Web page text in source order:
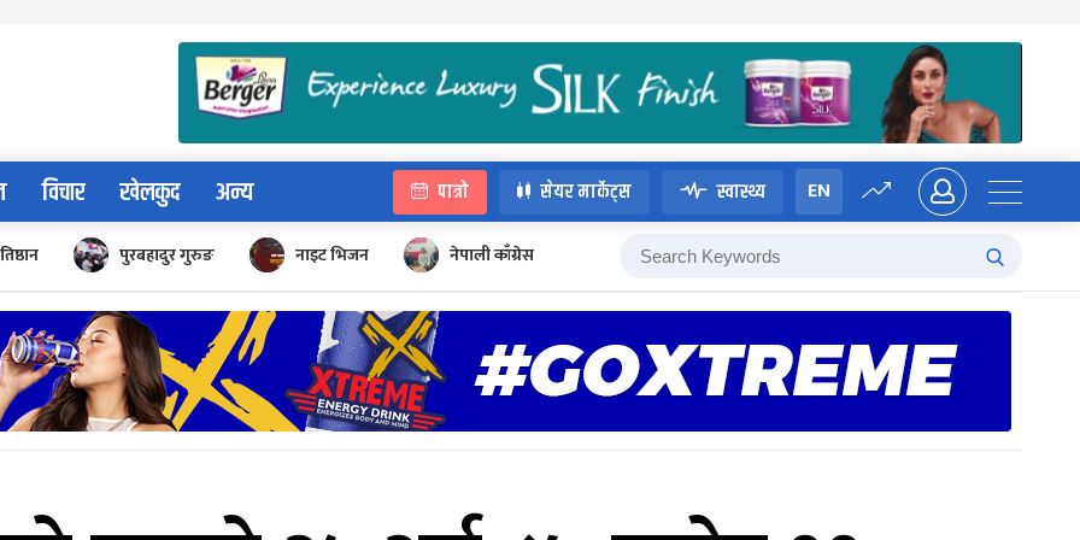
विचार खेलकुद अन्य पात्रो सेयर मार्केट्स स्वास्थ्य EN
पुरबहादुर गुरुङ नाइट भिजन नेपाली काँग्रेस